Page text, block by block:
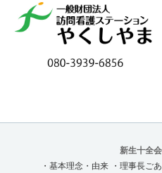
新生十全
・基本理念・由来
・理事長ご